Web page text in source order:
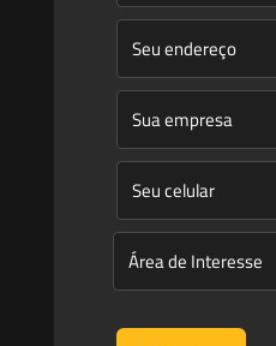
Publicações
Artigos
Novidades Legislativas
Informativos
Contato